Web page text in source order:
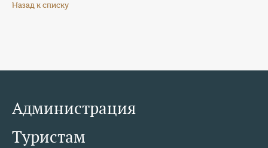
Назад к списку
Администрация
Туристам